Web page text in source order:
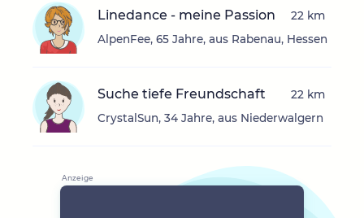
Linedance - meine Passion
AlpenFee, 65 Jahre, aus Rabenau, Hessen
22 km
Suche tiefe Freundschaft
CrystalSun, 34 Jahre, aus Niederwalgern
22 km